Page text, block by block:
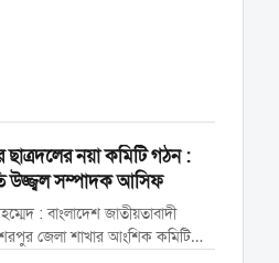
ছাত্রদলের নয়া কমিটি গঠন :
উজ্জ্বল সম্পাদক আসিফ
: বাংলাদেশ জাতীয়তাবাদী
জেলা শাখার আংশিক কমিটি